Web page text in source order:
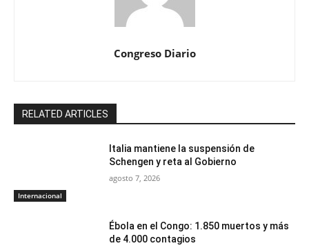
Congreso Diario
RELATED ARTICLES
Internacional
Italia mantiene la suspensión de
Schengen y reta al Gobierno
agosto 7, 2026
Ébola en el Congo: 1.850 muertos y más
de 4.000 contagios